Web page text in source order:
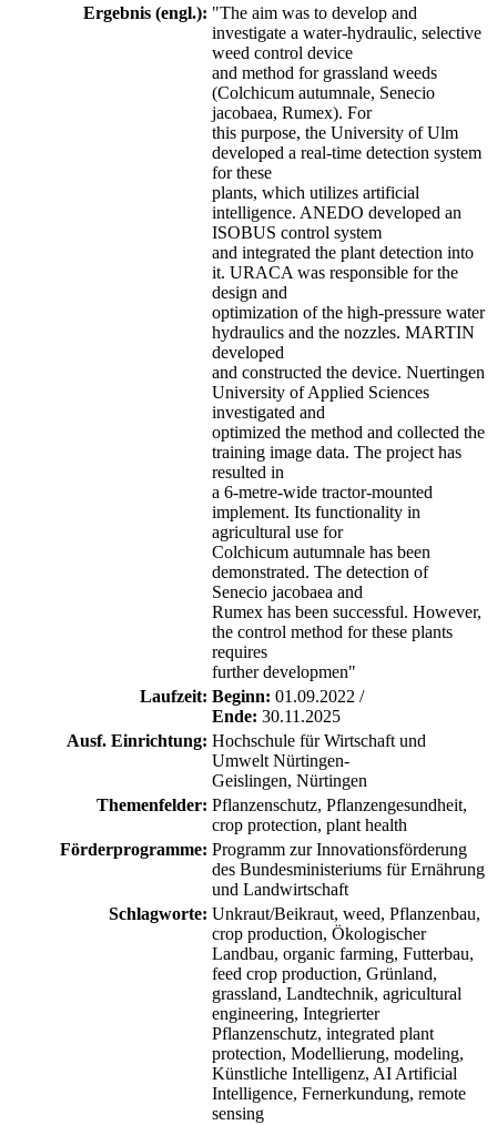
Ergebnis (engl.): "The aim was to develop and
investigate a water-hydraulic, selective
weed control device
and method for grassland weeds
(Colchicum autumnale, Senecio
jacobaea, Rumex). For
this purpose, the University of Ulm
developed a real-time detection system
for these
plants, which utilizes artificial
intelligence. ANEDO developed an
ISOBUS control system
and integrated the plant detection into
it. URACA was responsible for the
design and
optimization of the high-pressure water
hydraulics and the nozzles. MARTIN
developed
and constructed the device. Nuertingen
University of Applied Sciences
investigated and
optimized the method and collected the
training image data. The project has
resulted in
a 6-metre-wide tractor-mounted
implement. Its functionality in
agricultural use for
Colchicum autumnale has been
demonstrated. The detection of
Senecio jacobaea and
Rumex has been successful. However,
the control method for these plants
requires
further developmen"
Laufzeit: Beginn: 01.09.2022 /
Ende: 30.11.2025
Ausf. Einrichtung: Hochschule für Wirtschaft und
Umwelt Nürtingen-
Geislingen, Nürtingen
Themenfelder: Pflanzenschutz, Pflanzengesundheit,
crop protection, plant health
Förderprogramme: Programm zur Innovationsförderung
des Bundesministeriums für Ernährung
und Landwirtschaft
Schlagworte: Unkraut/Beikraut, weed, Pflanzenbau,
crop production, Ökologischer
Landbau, organic farming, Futterbau,
feed crop production, Grünland,
grassland, Landtechnik, agricultural
engineering, Integrierter
Pflanzenschutz, integrated plant
protection, Modellierung, modeling,
Künstliche Intelligenz, AI Artificial
Intelligence, Fernerkundung, remote
sensing